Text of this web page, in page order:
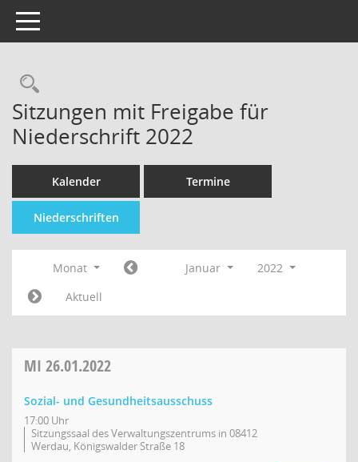
Toggle navigation
Sitzungen mit Freigabe für
Niederschrift 2022
Kalender Termine
Niederschriften
Monat Januar
2022
Aktuell
MI 26.01.2022
Sozial- und Gesundheitsausschuss
17:00 Uhr
Sitzungssaal des Verwaltungszentrums in 08412
Werdau, Königswalder Straße 18